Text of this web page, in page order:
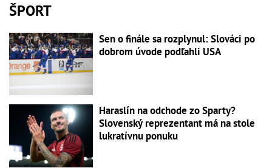
ŠPORT
Sen o finále sa rozplynul: Slováci po
dobrom úvode podľahli USA
Haraslín na odchode zo Sparty?
Slovenský reprezentant má na stole
lukratívnu ponuku